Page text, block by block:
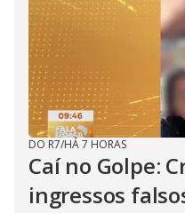
DO R7/HÁ 7 HORAS
Caí no Golpe:
ingressos